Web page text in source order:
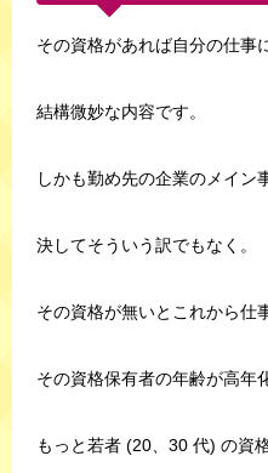
その資格があれば自分の仕事
結構微妙な内容です。
しかも勤め先の企業のメイン
決してそういう訳でもなく。
その資格が無いとこれから仕
その資格保有者の年齢が高年
もっと若者 (20、30 代) の資